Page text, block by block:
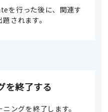
を行った後に、関連す
されます。
を終了する
ングを終了します。